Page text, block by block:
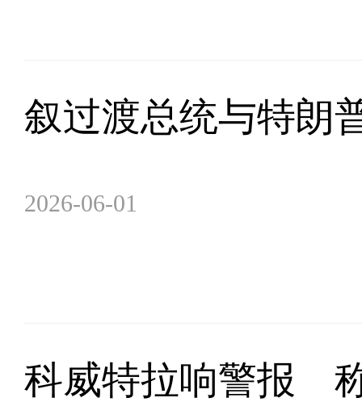
叙过渡总统与特朗
2026-06-01
科威特拉响警报